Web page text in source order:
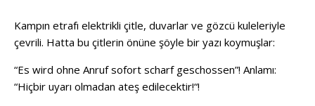
Kampın etrafı elektrikli çitle, duvarlar ve gözcü kuleleriyle
çevrili. Hatta bu çitlerin önüne şöyle bir yazı koymuşlar:
“Es wird ohne Anruf sofort scharf geschossen”! Anlamı:
“Hiçbir uyarı olmadan ateş edilecektir!“!